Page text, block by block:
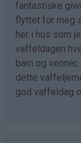
fantastiske
flyttet for meg
her i hus som
vaffeldagen
barn og
dette
god vaffeldag